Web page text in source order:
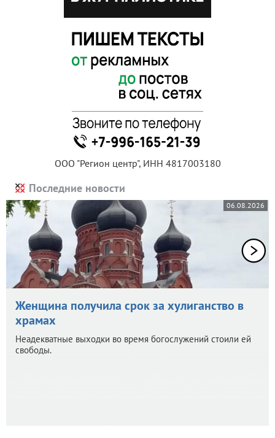
ООО "Регион центр", ИНН 4817003180
Последние новости
06.08.2026
Женщина получила срок за хулиганство в
храмах
Неадекватные выходки во время богослужений стоили ей
свободы.